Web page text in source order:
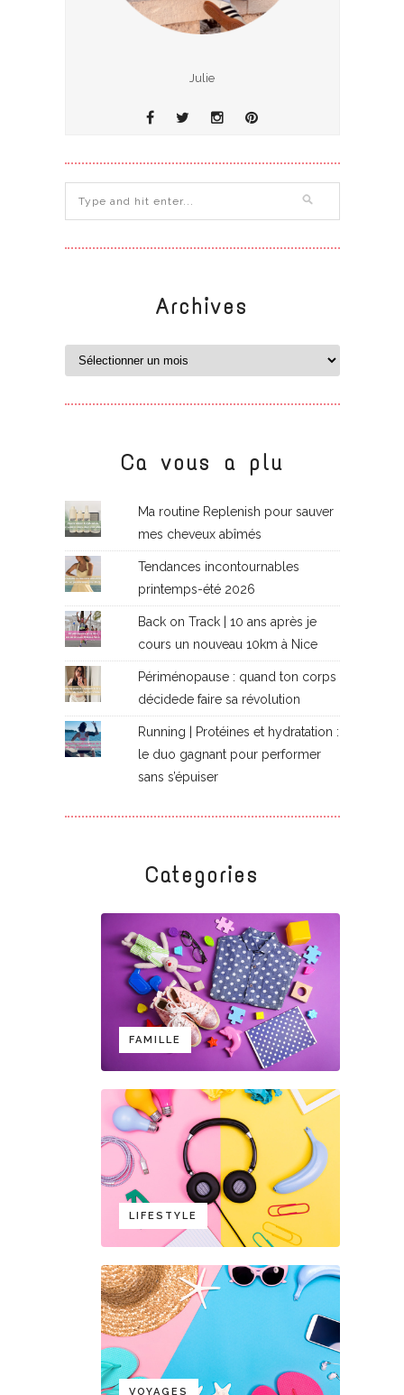
Julie
Archives
Ca vous a plu
Ma routine Replenish pour sauver
mes cheveux abîmés
Tendances incontournables
printemps-été 2026
Back on Track | 10 ans après je
cours un nouveau 10km à Nice
Périménopause : quand ton corps
décidede faire sa révolution
Running | Protéines et hydratation :
le duo gagnant pour performer
sans s’épuiser
Categories
FAMILLE
LIFESTYLE
VOYAGES